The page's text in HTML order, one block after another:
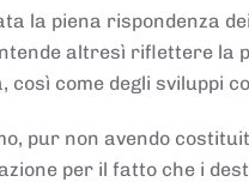
la piena rispondenza
altresì riflettere la
così come degli sviluppi
pur non avendo
per il fatto che i